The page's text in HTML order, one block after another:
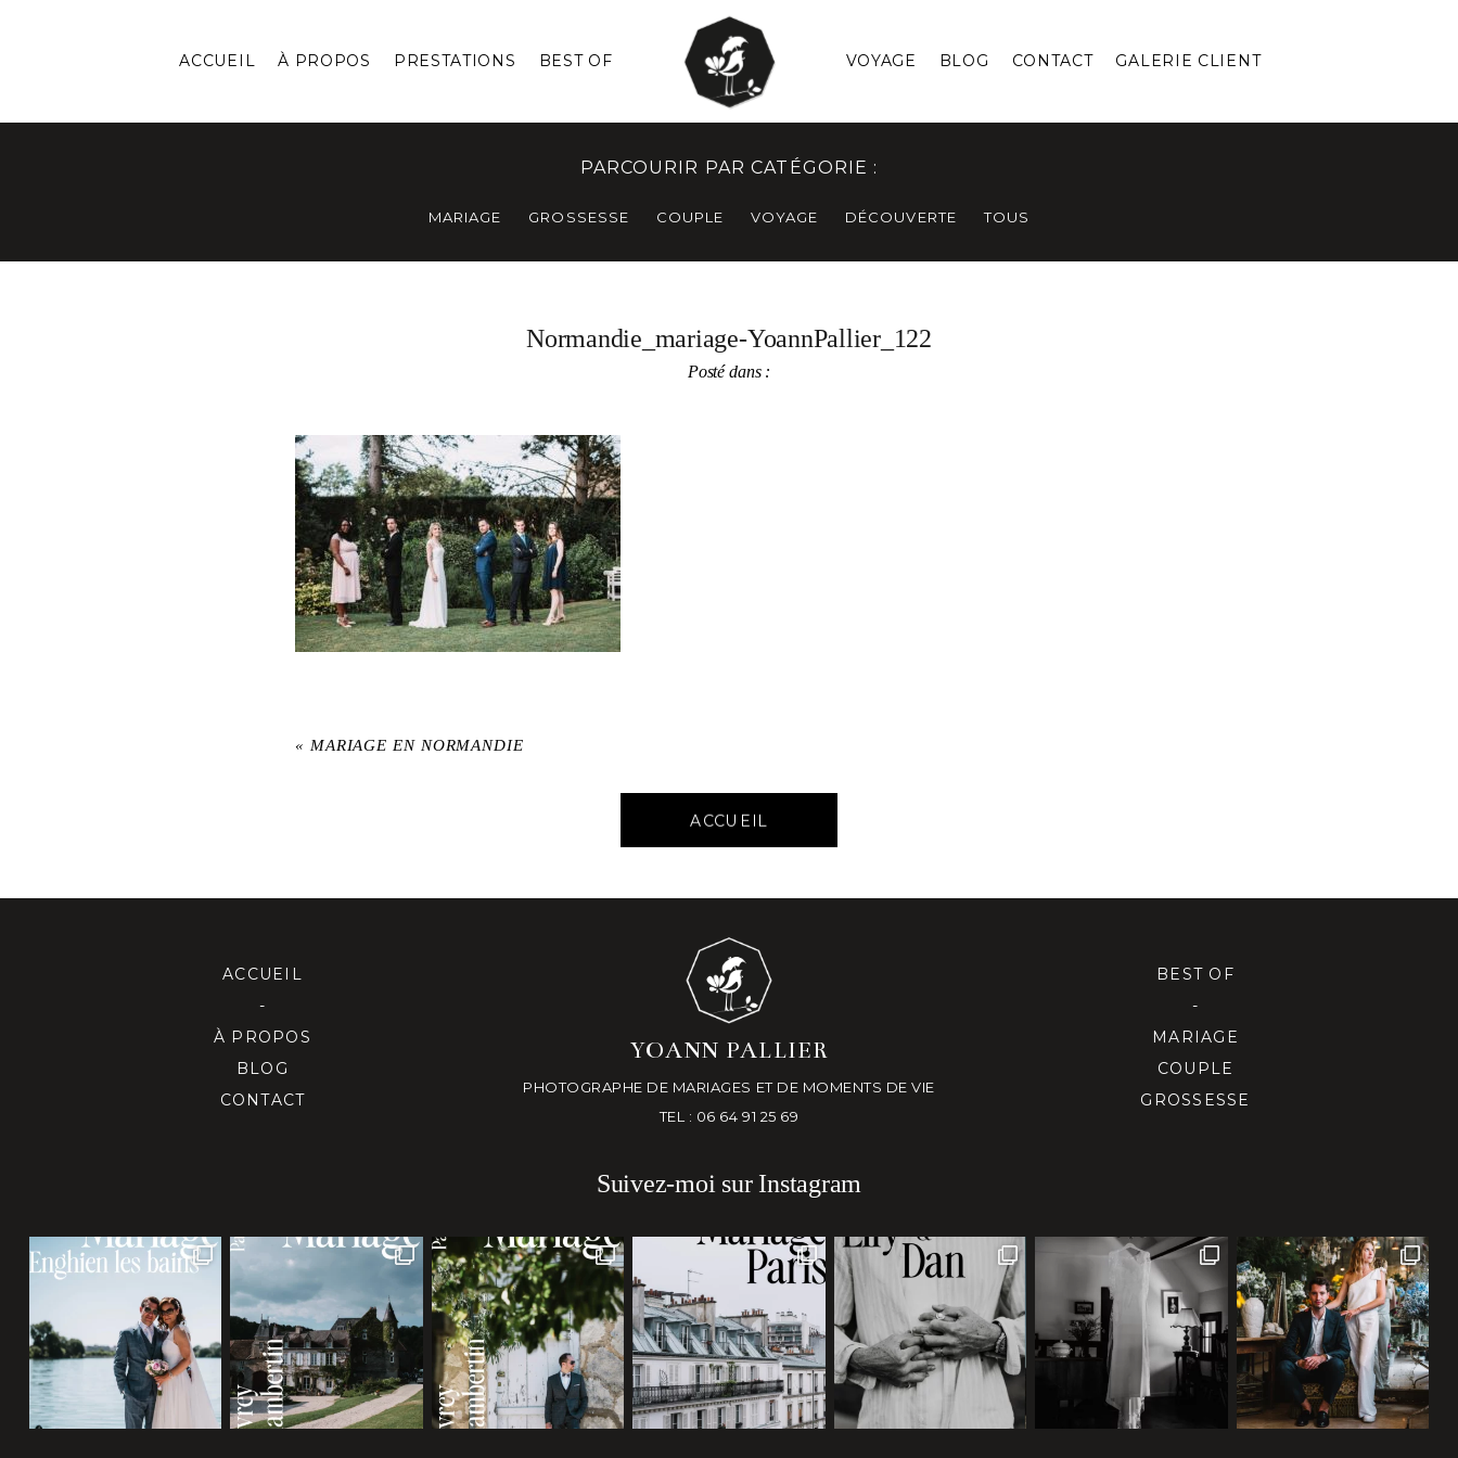
ACCUEIL À PROPOS PRESTATIONS BEST OF VOYAGE BLOG CONTACT GALERIE CLIENT
PARCOURIR PAR CATÉGORIE :
MARIAGE GROSSESSE COUPLE VOYAGE DÉCOUVERTE TOUS
Normandie_mariage-YoannPallier_122
Posté dans :
« MARIAGE EN NORMANDIE
ACCUEIL
ACCUEIL
-
À PROPOS
BLOG
CONTACT
YOANN PALLIER
PHOTOGRAPHE DE MARIAGES ET DE MOMENTS DE VIE
TEL : 06 64 91 25 69
BEST OF
-
MARIAGE
COUPLE
GROSSESSE
Suivez-moi sur Instagram